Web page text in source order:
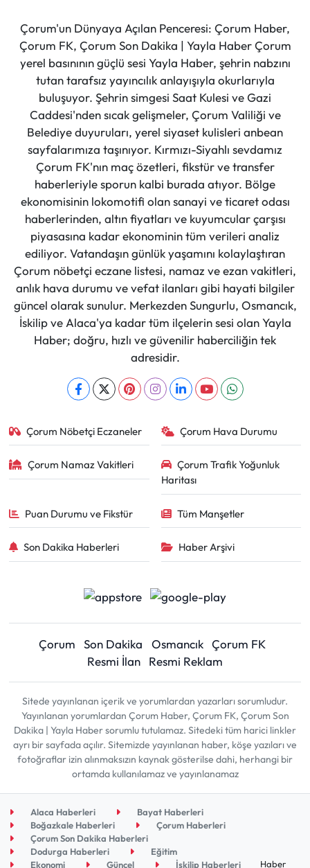
Çorum'un Dünyaya Açılan Penceresi: Çorum Haber,
Çorum FK, Çorum Son Dakika | Yayla Haber Çorum
yerel basınının güçlü sesi Yayla Haber, şehrin nabzını
tutan tarafsız yayıncılık anlayışıyla okurlarıyla
buluşuyor. Şehrin simgesi Saat Kulesi ve Gazi
Caddesi'nden sıcak gelişmeler, Çorum Valiliği ve
Belediye duyuruları, yerel siyaset kulisleri anbean
sayfalarımıza taşınıyor. Kırmızı-Siyahlı sevdamız
Çorum FK'nın maç özetleri, fikstür ve transfer
haberleriyle sporun kalbi burada atıyor. Bölge
ekonomisinin lokomotifi olan sanayi ve ticaret odası
haberlerinden, altın fiyatları ve kuyumcular çarşısı
piyasasına kadar ekonominin tüm verileri analiz
ediliyor. Vatandaşın günlük yaşamını kolaylaştıran
Çorum nöbetçi eczane listesi, namaz ve ezan vakitleri,
anlık hava durumu ve vefat ilanları gibi hayati bilgiler
güncel olarak sunulur. Merkezden Sungurlu, Osmancık,
İskilip ve Alaca'ya kadar tüm ilçelerin sesi olan Yayla
Haber; doğru, hızlı ve güvenilir haberciliğin tek
adresidir.
Çorum Nöbetçi Eczaneler Çorum Hava Durumu
Çorum Namaz Vakitleri
Çorum Trafik Yoğunluk
Haritası
Puan Durumu ve Fikstür Tüm Manşetler
Son Dakika Haberleri Haber Arşivi
Çorum Son Dakika Osmancık Çorum FK
Resmi İlan
Resmi Reklam
Sitede yayınlanan içerik ve yorumlardan yazarları sorumludur.
Yayınlanan yorumlardan Çorum Haber, Çorum FK, Çorum Son
Dakika | Yayla Haber sorumlu tutulamaz. Sitedeki tüm harici linkler
ayrı bir sayfada açılır. Sitemizde yayınlanan haber, köşe yazıları ve
fotoğraflar izin alınmaksızın kaynak gösterilse dahi, herhangi bir
ortamda kullanılamaz ve yayınlanamaz
Alaca Haberleri
Bayat Haberleri
Boğazkale Haberleri
Çorum Haberleri
Çorum Son Dakika Haberleri
Dodurga Haberleri
Eğitim
Ekonomi
Güncel İskilip Haberleri Haber